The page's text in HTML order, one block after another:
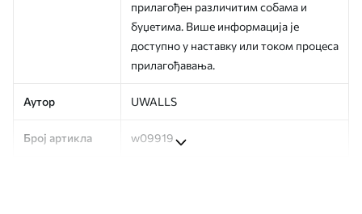
прилагођен различитим собама и
буџетима. Више информација је
доступно у наставку или током процеса
прилагођавања.
Аутор UWALLS
Број артикла w09919